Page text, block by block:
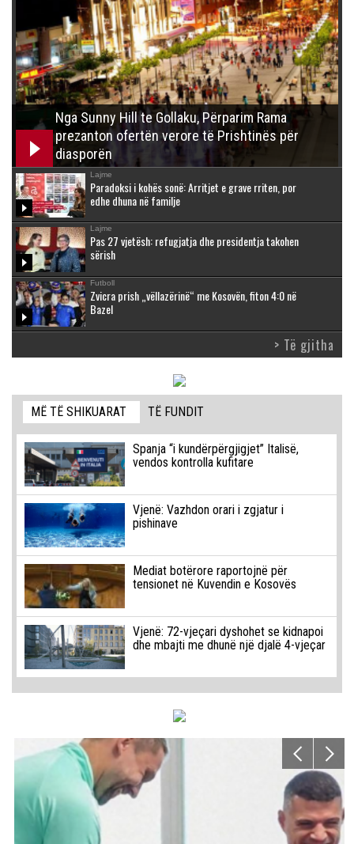
Nga Sunny Hill te Gollaku, Përparim Rama
prezanton ofertën verore të Prishtinës për
diasporën
Lajme
Paradoksi i kohës sonë: Arritjet e grave rriten, por
edhe dhuna në familje
Lajme
Pas 27 vjetësh: refugjatja dhe presidentja takohen
sërish
Futboll
Zvicra prish „vëllazërinë“ me Kosovën, fiton 4:0 në
Bazel
> Të gjitha
MË TË SHIKUARAT TË FUNDIT
Spanja “i kundërpërgjigjet” Italisë,
vendos kontrolla kufitare
Vjenë: Vazhdon orari i zgjatur i
pishinave
Mediat botërore raportojnë për
tensionet në Kuvendin e Kosovës
Vjenë: 72-vjeçari dyshohet se kidnapoi
dhe mbajti me dhunë një djalë 4-vjeçar